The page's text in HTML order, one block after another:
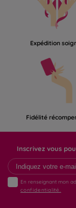
Expédition
Fidélité
Inscrivez vous
En renseignant mon
confidentialité.